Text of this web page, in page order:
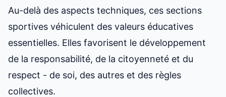
Au-delà des aspects techniques, ces sections
sportives véhiculent des valeurs éducatives
essentielles. Elles favorisent le développement
de la responsabilité, de la citoyenneté et du
respect - de soi, des autres et des règles
collectives.